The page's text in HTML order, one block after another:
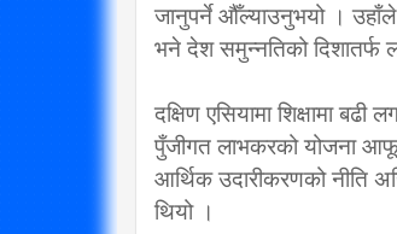
जानुपर्ने औँल्याउनुभयो । उहाँले
भने देश समुन्नतिको दिशातर्फ
दक्षिण एसियामा शिक्षामा
पुँजीगत लाभकरको योजना आफूले
आर्थिक उदारीकरणको नीति
थियो ।